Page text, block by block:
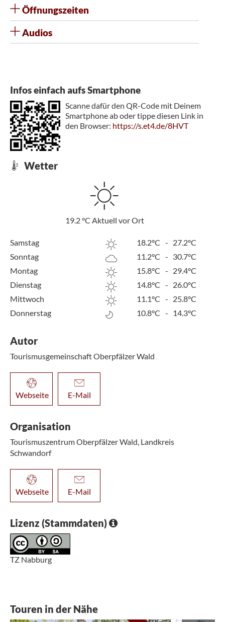
Öffnungszeiten
Audios
Infos einfach aufs Smartphone
Scanne dafür den QR-Code mit Deinem
Smartphone ab oder tippe diesen Link in
den Browser: https://s.et4.de/8HVT
Wetter
19.2°C Aktuell vor Ort
Samstag 18.2°C - 27.2°C
Sonntag
11.2°C - 30.7°C
Montag
15.8°C - 29.4°C
Dienstag
14.8°C - 26.0°C
Mittwoch
11.1°C - 25.8°C
Donnerstag
10.8°C - 14.3°C
Autor
Tourismusgemeinschaft Oberpfälzer Wald
Webseite E-Mail
Organisation
Tourismuszentrum Oberpfälzer Wald, Landkreis
Schwandorf
Webseite E-Mail
Lizenz (Stammdaten)
TZ Nabburg
Touren in der Nähe